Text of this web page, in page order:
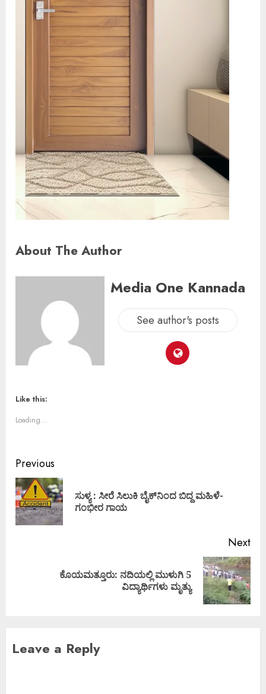
About The Author
Media One Kannada
See author's posts
Like this:
Loading...
Previous
ಸುಳ್ಯ : ಸೀರೆ ಸಿಲುಕಿ ಬೈಕ್‌ನಿಂದ ಬಿದ್ದ ಮಹಿಳೆ-
ಗಂಭೀರ ಗಾಯ
Next
ಕೊಯಮತ್ತೂರು: ನದಿಯಲ್ಲಿ ಮುಳುಗಿ 5
ವಿದ್ಯಾರ್ಥಿಗಳು ಮೃತ್ಯು
Leave a Reply